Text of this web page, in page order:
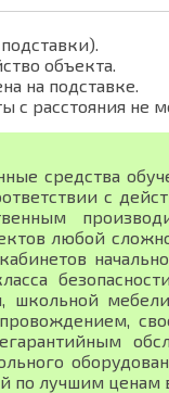
объекта.
​​на подставке.
с расстояния не
средства
с
любой
школьной
по лучшим ценам